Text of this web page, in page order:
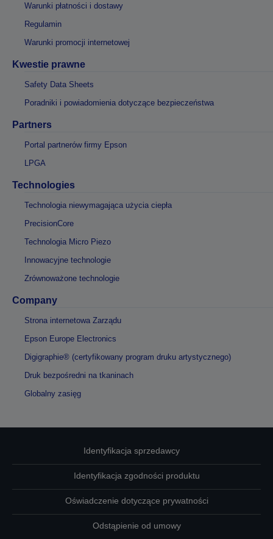
Warunki płatności i dostawy
Regulamin
Warunki promocji internetowej
Kwestie prawne
Safety Data Sheets
Poradniki i powiadomienia dotyczące bezpieczeństwa
Partners
Portal partnerów firmy Epson
LPGA
Technologies
Technologia niewymagająca użycia ciepła
PrecisionCore
Technologia Micro Piezo
Innowacyjne technologie
Zrównoważone technologie
Company
Strona internetowa Zarządu
Epson Europe Electronics
Digigraphie® (certyfikowany program druku artystycznego)
Druk bezpośredni na tkaninach
Globalny zasięg
Identyfikacja sprzedawcy
Identyfikacja zgodności produktu
Oświadczenie dotyczące prywatności
Odstąpienie od umowy